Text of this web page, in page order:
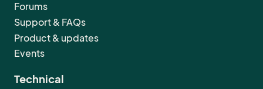
Forums
Support & FAQs
Product & updates
Events
Technical